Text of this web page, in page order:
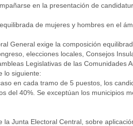
en la presentación de
de mujeres y hombres en el
General exige la composición
elecciones locales, Consejos
Legislativas de las Comunidades
lo siguiente:
en cada tramo de 5 puestos, los
del 40%. Se exceptúan los municipios
la Junta Electoral Central, sobre